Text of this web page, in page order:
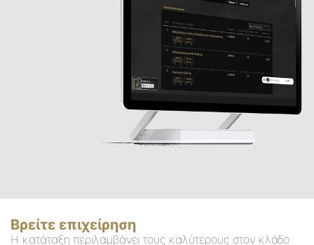
Βρείτε επιχείρηση
Η κατάταξη περιλαμβάνει τους καλύτερους στον κλάδο